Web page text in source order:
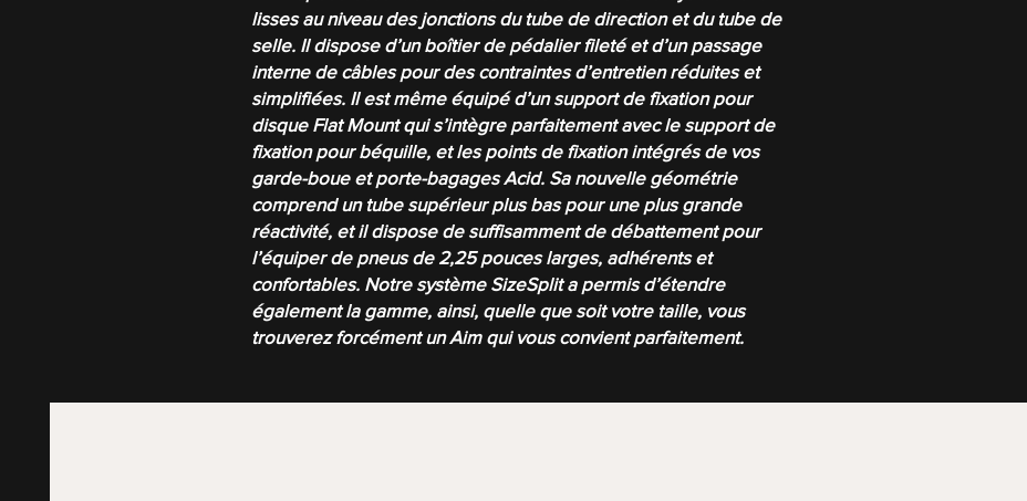
lisses au niveau des jonctions du tube de direction et du tube de
selle. Il dispose d’un boîtier de pédalier fileté et d’un passage
interne de câbles pour des contraintes d’entretien réduites et
simplifiées. Il est même équipé d’un support de fixation pour
disque Flat Mount qui s’intègre parfaitement avec le support de
fixation pour béquille, et les points de fixation intégrés de vos
garde-boue et porte-bagages Acid. Sa nouvelle géométrie
comprend un tube supérieur plus bas pour une plus grande
réactivité, et il dispose de suffisamment de débattement pour
l’équiper de pneus de 2,25 pouces larges, adhérents et
confortables. Notre système SizeSplit a permis d’étendre
également la gamme, ainsi, quelle que soit votre taille, vous
trouverez forcément un Aim qui vous convient parfaitement.